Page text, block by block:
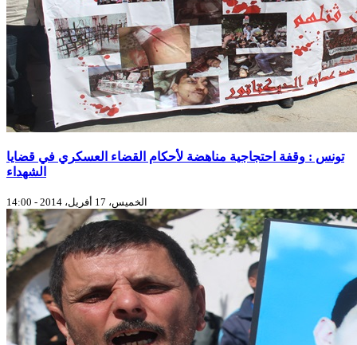
تونس : وقفة احتجاجية مناهضة لأحكام القضاء العسكري في قضايا
الشهداء
الخميس، 17 أفريل، 2014 - 14:00